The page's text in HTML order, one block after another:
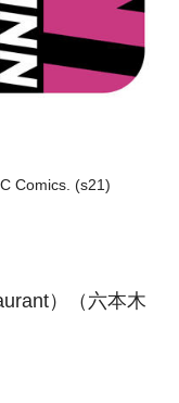
Comics. (s21)
）（六本木